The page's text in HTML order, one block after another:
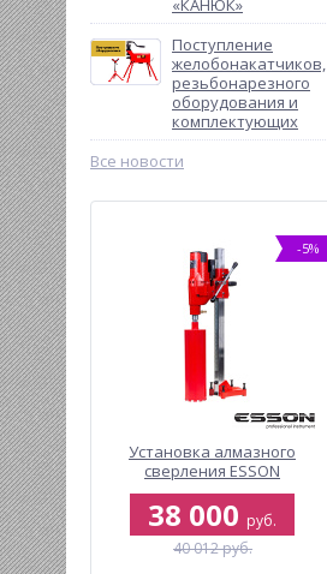
«КАНЮК»
Поступление
желобонакатчиков,
резьбонарезного
оборудования и
комплектующих
Все новости
-6%
насос
5000
руб.
-5%
Установка алмазного
сверления ESSON
ElectricDRIL-205
38 000 руб.
40 012 руб.